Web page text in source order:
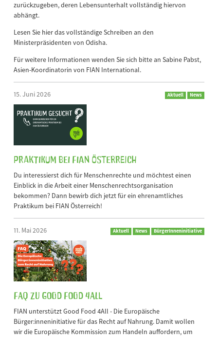
zurückzugeben, deren Lebensunterhalt vollständig hiervon
abhängt.
Lesen Sie hier das vollständige Schreiben an den
Ministerpräsidenten von Odisha.
Für weitere Informationen wenden Sie sich bitte an Sabine Pabst,
Asien-Koordinatorin von FIAN International.
15. Juni 2026 Aktuell News
Praktikum bei FIAN Österreich
Du interessierst dich für Menschenrechte und möchtest einen
Einblick in die Arbeit einer Menschenrechtsorganisation
bekommen? Dann bewirb dich jetzt für ein ehrenamtliches
Praktikum bei FIAN Österreich!
11. Mai 2026 Aktuell News BürgerInneninitiative
FAQ zu Good Food 4All
FIAN unterstützt Good Food 4All - Die Europäische
Bürger:inneninitiative für das Recht auf Nahrung. Damit wollen
wir die Europäische Kommission zum Handeln auffordern, um